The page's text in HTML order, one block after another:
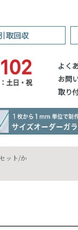
取回収
よく
お問
取り
ット/か